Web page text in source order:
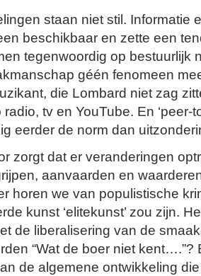
staan niet stil. Informatie
beschikbaar en zette een
tegenwoordig op bestuurlijk
géén fenomeen
die Lombard niet zag
tv en YouTube. En ‘peer-
eerder de norm dan
zorgt dat er veranderingen
aanvaarden en
horen we van populistische
kunst ‘elitekunst’ zou zijn.
de liberalisering van de
“Wat de boer niet kent….”?
de algemene ontwikkeling